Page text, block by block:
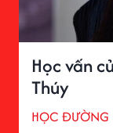
Học vấn
Thúy
HỌC ĐƯỜNG